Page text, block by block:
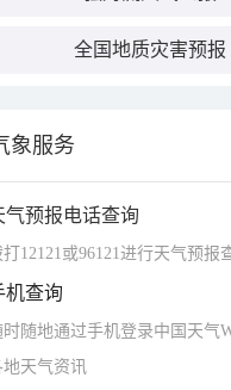
全国地质灾害预报
象服务
气预报电话查询
打12121或96121进行天气预报
机查询
时随地通过手机登录中国天气
地天气资讯